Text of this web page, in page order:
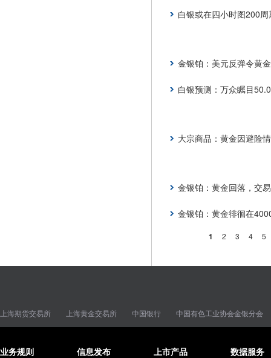
白银或在四小时图200
金银铂：美元反弹令黄
白银预测：万众瞩目
大宗商品：黄金因避险
金银铂：黄金回落，交
金银铂：黄金徘徊在
当
1 Page
2 Page
3 Page
4 5
上海期货交易所 上海黄金交易所 中国银行 中国有色工业协会金银分会
业务规则 信息发布 上市产品 数据服务